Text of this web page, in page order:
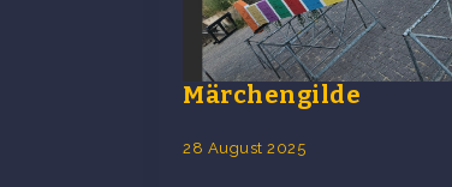
Märchengilde
28 August 2025